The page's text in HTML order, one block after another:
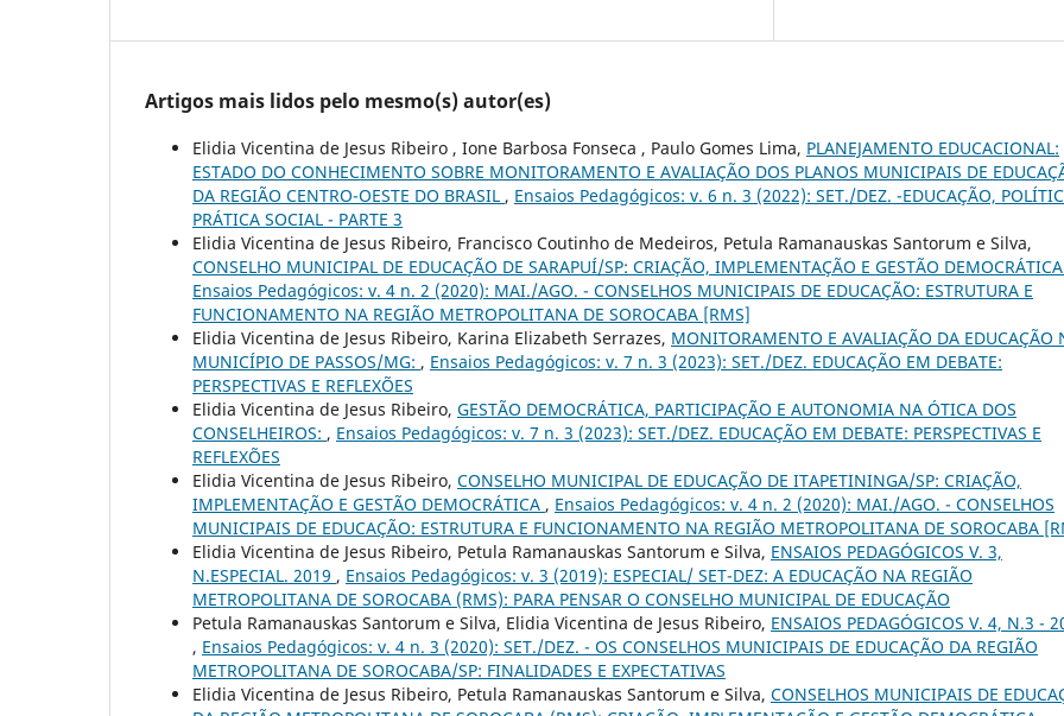
Artigos mais lidos pelo mesmo(s) autor(es)
Elidia Vicentina de Jesus Ribeiro , Ione Barbosa Fonseca , Paulo Gomes Lima, PLANEJAMENTO EDUCACIONAL:
ESTADO DO CONHECIMENTO SOBRE MONITORAMENTO E AVALIAÇÃO DOS PLANOS MUNICIPAIS DE
DA REGIÃO CENTRO-OESTE DO BRASIL , Ensaios Pedagógicos: v. 6 n. 3 (2022): SET./DEZ. -EDUCAÇÃO,
PRÁTICA SOCIAL - PARTE 3
Elidia Vicentina de Jesus Ribeiro, Francisco Coutinho de Medeiros, Petula Ramanauskas Santorum e Silva,
CONSELHO MUNICIPAL DE EDUCAÇÃO DE SARAPUÍ/SP: CRIAÇÃO, IMPLEMENTAÇÃO E GESTÃO DEMOCRÁTICA
Ensaios Pedagógicos: v. 4 n. 2 (2020): MAI./AGO. - CONSELHOS MUNICIPAIS DE EDUCAÇÃO: ESTRUTURA E
FUNCIONAMENTO NA REGIÃO METROPOLITANA DE SOROCABA [RMS]
Elidia Vicentina de Jesus Ribeiro, Karina Elizabeth Serrazes, MONITORAMENTO E AVALIAÇÃO DA EDUCAÇÃO
MUNICÍPIO DE PASSOS/MG: , Ensaios Pedagógicos: v. 7 n. 3 (2023): SET./DEZ. EDUCAÇÃO EM DEBATE:
PERSPECTIVAS E REFLEXÕES
Elidia Vicentina de Jesus Ribeiro, GESTÃO DEMOCRÁTICA, PARTICIPAÇÃO E AUTONOMIA NA ÓTICA DOS
CONSELHEIROS: , Ensaios Pedagógicos: v. 7 n. 3 (2023): SET./DEZ. EDUCAÇÃO EM DEBATE: PERSPECTIVAS E
REFLEXÕES
Elidia Vicentina de Jesus Ribeiro, CONSELHO MUNICIPAL DE EDUCAÇÃO DE ITAPETININGA/SP: CRIAÇÃO,
IMPLEMENTAÇÃO E GESTÃO DEMOCRÁTICA , Ensaios Pedagógicos: v. 4 n. 2 (2020): MAI./AGO. - CONSELHOS
MUNICIPAIS DE EDUCAÇÃO: ESTRUTURA E FUNCIONAMENTO NA REGIÃO METROPOLITANA DE SOROCABA
Elidia Vicentina de Jesus Ribeiro, Petula Ramanauskas Santorum e Silva, ENSAIOS PEDAGÓGICOS V. 3,
N.ESPECIAL. 2019 , Ensaios Pedagógicos: v. 3 (2019): ESPECIAL/ SET-DEZ: A EDUCAÇÃO NA REGIÃO
METROPOLITANA DE SOROCABA (RMS): PARA PENSAR O CONSELHO MUNICIPAL DE EDUCAÇÃO
Petula Ramanauskas Santorum e Silva, Elidia Vicentina de Jesus Ribeiro, ENSAIOS PEDAGÓGICOS V. 4, N.3 -
, Ensaios Pedagógicos: v. 4 n. 3 (2020): SET./DEZ. - OS CONSELHOS MUNICIPAIS DE EDUCAÇÃO DA REGIÃO
METROPOLITANA DE SOROCABA/SP: FINALIDADES E EXPECTATIVAS
Elidia Vicentina de Jesus Ribeiro, Petula Ramanauskas Santorum e Silva, CONSELHOS MUNICIPAIS DE